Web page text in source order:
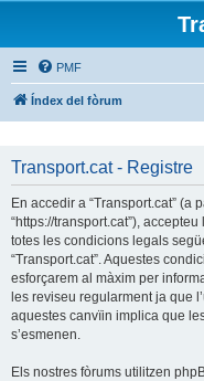
PMF
Índex del fòrum
Transport.cat - Registre
En accedir a “Transport.cat” (a
“https://transport.cat”),
totes les condicions legals
“Transport.cat”. Aquestes
esforçarem al màxim per
les reviseu regularment ja que
aquestes canvïin implica que
s’esmenen.
Els nostres fòrums utilitzen